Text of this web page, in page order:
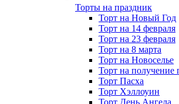
Торты на праздник
Торт на Новый Год
Торт на 14 февраля
Торт на 23 февраля
Торт на 8 марта
Торт на Новоселье
Торт на получение
Торт Пасха
Торт Хэллоуин
Торт День Ангела